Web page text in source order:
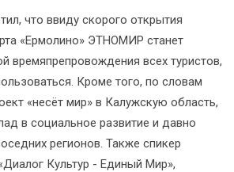
что ввиду скорого открытия
«Ермолино» ЭТНОМИР станет
времяпрепровождения всех туристов,
Кроме того, по словам
«несёт мир» в Калужскую область,
в социальное развитие и давно
регионов. Также спикер
Культур - Единый Мир»,